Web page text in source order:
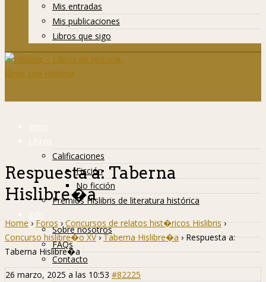
Mis entradas
Mis publicaciones
Libros que sigo
Inicio
Libros
Calificaciones
Ficción
No ficción
Premios Hislibris de literatura histórica
Info
Sobre nosotros
FAQs
Contacto
Hislibreños
Respuesta a: Taberna
Hislibre�a
Home › Foros › Concursos de relatos hist�ricos Hislibris ›
Concurso hislibre�o XV › Taberna Hislibre�a › Respuesta a:
Taberna Hislibre�a
26 marzo, 2025 a las 10:53 #82225